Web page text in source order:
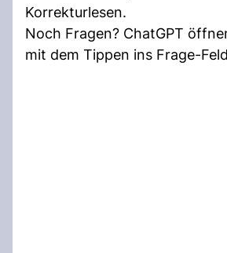
Korrekturlesen.
Noch Fragen? ChatGPT
mit dem Tippen ins Frage-